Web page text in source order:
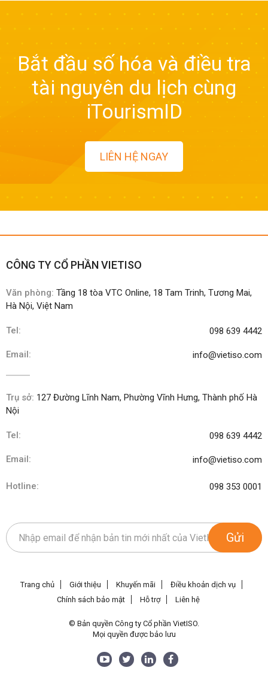
Bắt đầu số hóa và điều tra
tài nguyên du lịch cùng
iTourismID
LIÊN HỆ NGAY
CÔNG TY CỔ PHẦN VIETISO
Văn phòng: Tầng 18 tòa VTC Online, 18 Tam Trinh, Tương Mai,
Hà Nội, Việt Nam
Tel: 098 639 4442
Email: info@vietiso.com
Trụ sở: 127 Đường Lĩnh Nam, Phường Vĩnh Hưng, Thành phố Hà
Nội
Tel: 098 639 4442
Email: info@vietiso.com
Hotline: 098 353 0001
Gửi
Trang chủ Giới thiệu Khuyến mãi
Điều khoản dịch vụ
Chính sách bảo mật
Hỗ trợ Liên hệ
© Bản quyền Công ty Cổ phần VietISO.
Mọi quyền được bảo lưu